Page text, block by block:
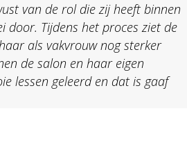
van de rol die zij heeft binnen
door. Tijdens het proces ziet de
als vakvrouw nog sterker
de salon en haar eigen
lessen geleerd en dat is gaaf